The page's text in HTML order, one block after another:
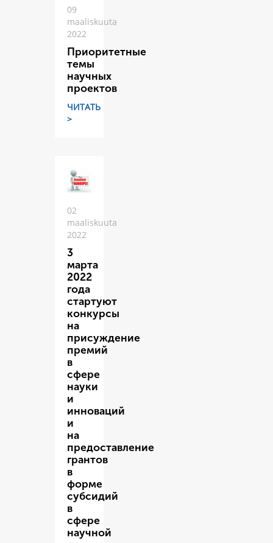
09
maaliskuuta
2022
Приоритетные
темы
научных
проектов
ЧИТАТЬ
>
02
maaliskuuta
2022
3
марта
2022
года
стартуют
конкурсы
на
присуждение
премий
в
сфере
науки
и
инноваций
и
на
предоставление
грантов
в
форме
субсидий
в
сфере
научной